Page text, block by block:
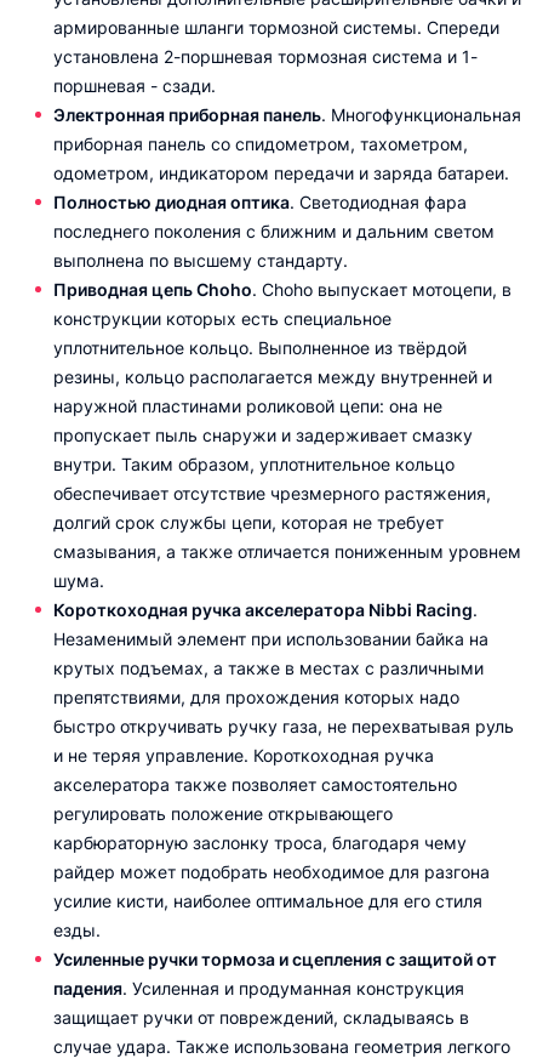
армированные шланги тормозной системы. Спереди
установлена 2-поршневая тормозная система и 1-
поршневая - сзади.
Электронная приборная панель. Многофункциональная
приборная панель со спидометром, тахометром,
одометром, индикатором передачи и заряда батареи.
Полностью диодная оптика. Светодиодная фара
последнего поколения с ближним и дальним светом
выполнена по высшему стандарту.
Приводная цепь Choho. Choho выпускает мотоцепи, в
конструкции которых есть специальное
уплотнительное кольцо. Выполненное из твёрдой
резины, кольцо располагается между внутренней и
наружной пластинами роликовой цепи: она не
пропускает пыль снаружи и задерживает смазку
внутри. Таким образом, уплотнительное кольцо
обеспечивает отсутствие чрезмерного растяжения,
долгий срок службы цепи, которая не требует
смазывания, а также отличается пониженным уровнем
шума.
Короткоходная ручка акселератора Nibbi Racing.
Незаменимый элемент при использовании байка на
крутых подъемах, а также в местах с различными
препятствиями, для прохождения которых надо
быстро откручивать ручку газа, не перехватывая руль
и не теряя управление. Короткоходная ручка
акселератора также позволяет самостоятельно
регулировать положение открывающего
карбюраторную заслонку троса, благодаря чему
райдер может подобрать необходимое для разгона
усилие кисти, наиболее оптимальное для его стиля
езды.
Усиленные ручки тормоза и сцепления с защитой от
падения. Усиленная и продуманная конструкция
защищает ручки от повреждений, складываясь в
случае удара. Также использована геометрия легкого